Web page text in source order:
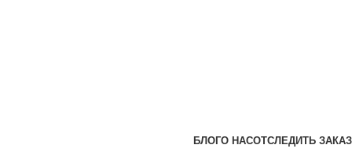
БЛОГО НАСОТСЛЕДИТЬ ЗАКАЗ